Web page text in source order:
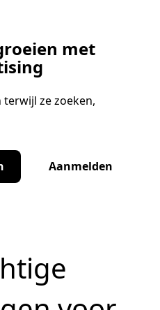
met
ze zoeken,
Aanmelden